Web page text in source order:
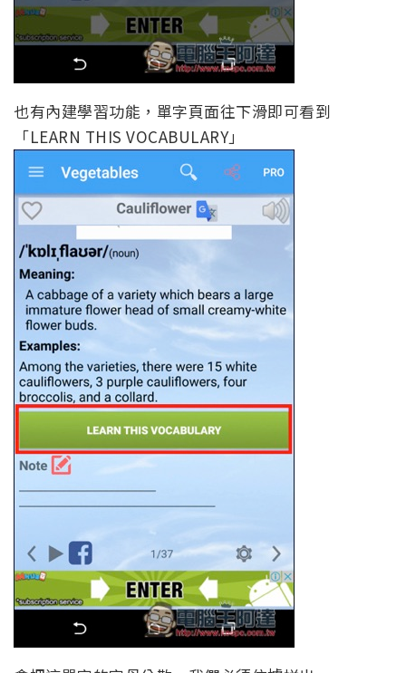
也有內建學習功能，單字頁面往下滑即可看到
「LEARN THIS VOCABULARY」